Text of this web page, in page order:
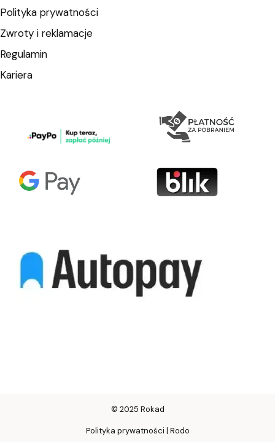
Polityka prywatności
Zwroty i reklamacje
Regulamin
Kariera
© 2025 Rokad
Polityka prywatności | Rodo